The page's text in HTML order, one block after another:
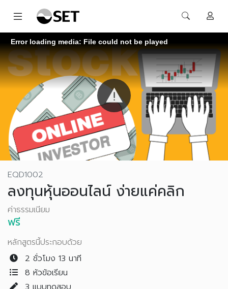
Error loading media: File could not be played
EQD1002
ลงทุนหุ้นออนไลน์ ง่ายแค่คลิก
ค่าธรรมเนียม
ฟรี
หลักสูตรนี้ประกอบด้วย
2 ชั่วโมง 13 นาที
8 หัวข้อเรียน